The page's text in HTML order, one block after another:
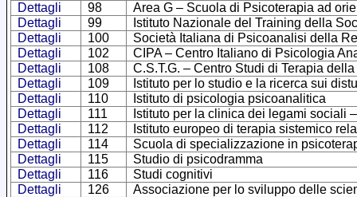
Dettagli
98
Area G – Scuola di Psicoterapia ad
Dettagli
99
Istituto Nazionale del Training della
Dettagli
100
Società Italiana di Psicoanalisi della
Dettagli
102
CIPA – Centro Italiano di Psicologia
Dettagli
108
C.S.T.G. – Centro Studi di Terapia
Dettagli
109
Istituto per lo studio e la ricerca sui
Dettagli
110
Istituto di psicologia psicoanalitica
Dettagli
111
Istituto per la clinica dei legami sociali
Dettagli
112
Istituto europeo di terapia sistemico
Dettagli
114
Scuola di specializzazione in
Dettagli
115
Studio di psicodramma
Dettagli
116
Studi cognitivi
Dettagli
126
Associazione per lo sviluppo delle